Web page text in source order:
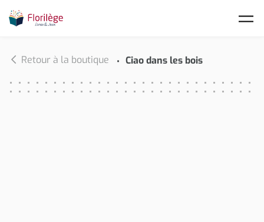
Retour à la boutique Ciao dans les bois